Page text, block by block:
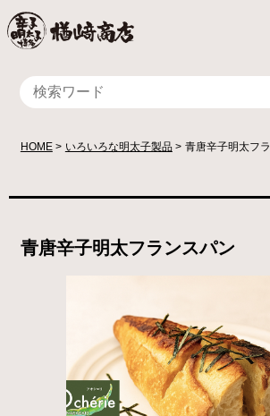
HOME いろいろな明太子製品 青唐辛子明太フ
青唐辛子明太フランスパン